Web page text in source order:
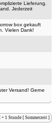
Lieferung.
Jederzeit
box gekauft
Vielen Dank!
Versand! Gerne
1 Stunde [ Sommerzeit ]